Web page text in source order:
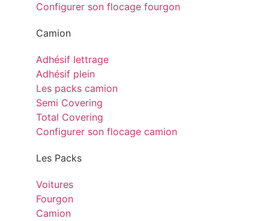
Configurer son flocage fourgon
Camion
Adhésif lettrage
Adhésif plein
Les packs camion
Semi Covering
Total Covering
Configurer son flocage camion
Les Packs
Voitures
Fourgon
Camion